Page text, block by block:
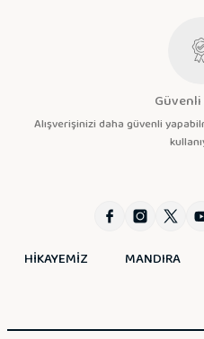
Alışverişinizi daha güvenli
HİKAYEMİZ MANDIRA